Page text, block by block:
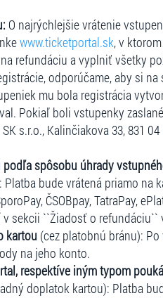
O najrýchlejšie vrátenie
www.ticketportal.sk, v
refundáciu a vyplniť všetky
odporúčame, aby si
mu bola registrácia
Pokiaľ boli vstupenky
s.r.o., Kalinčiakova 33, 831 04
spôsobu úhrady
bude vrátená priamo na
ČSOBpay, TatraPay,
sekcii ``Žiadosť o refundáciu``
kartou (cez platobnú bránu):
na jeho konto.
respektíve iným typom
doplatok kartou): Platba